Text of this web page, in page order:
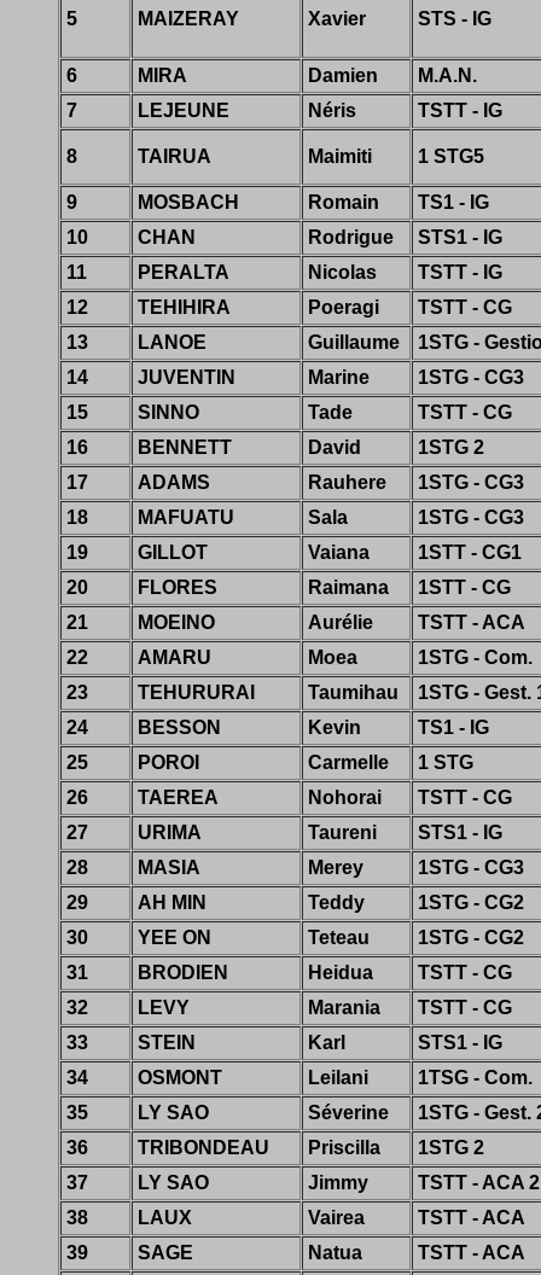
5 MAIZERAY Xavier STS - IG
6 MIRA Damien
M.A.N.
7
LEJEUNE Néris TSTT - IG
8 TAIRUA Maimiti 1 STG5
9 MOSBACH Romain
TS1 - IG
10
CHAN Rodrigue
STS1 - IG
11
PERALTA Nicolas
TSTT - IG
12
TEHIHIRA Poeragi
TSTT - CG
13
LANOE Guillaume
1STG -
14
JUVENTIN Marine
1STG - CG3
15
SINNO Tade
TSTT - CG
16
BENNETT David
1STG 2
17
ADAMS Rauhere
1STG - CG3
18
MAFUATU Sala
1STG - CG3
19
GILLOT Vaiana
1STT - CG1
20
FLORES Raimana
1STT - CG
21
MOEINO Aurélie
TSTT - ACA
22
AMARU Moea
1STG - Com.
23
TEHURURAI Taumihau
1STG - Gest.
24
BESSON Kevin
TS1 - IG
25
POROI Carmelle
1 STG
26
TAEREA Nohorai
TSTT - CG
27
URIMA Taureni
STS1 - IG
28
MASIA Merey
1STG - CG3
29
AH MIN Teddy
1STG - CG2
30
YEE ON Teteau
1STG - CG2
31
BRODIEN Heidua
TSTT - CG
32
LEVY Marania
TSTT - CG
33
STEIN Karl
STS1 - IG
34
OSMONT Leilani
1TSG - Com.
35
LY SAO Séverine
1STG - Gest.
36
TRIBONDEAU Priscilla
1STG 2
37
LY SAO Jimmy
TSTT - ACA 2
38
LAUX Vairea
TSTT - ACA
39
SAGE Natua
TSTT - ACA